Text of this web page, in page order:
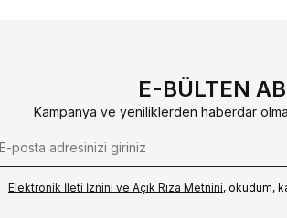
E-BÜLTEN
Kampanya ve yeniliklerden haberdar
Elektronik İleti İzni‌ni ve Açık Rıza Metni‌ni, okudum,